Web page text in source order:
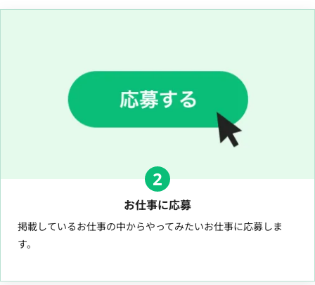
2
お仕事に応募
掲載しているお仕事の中からやってみたいお仕事に応募しま
す。